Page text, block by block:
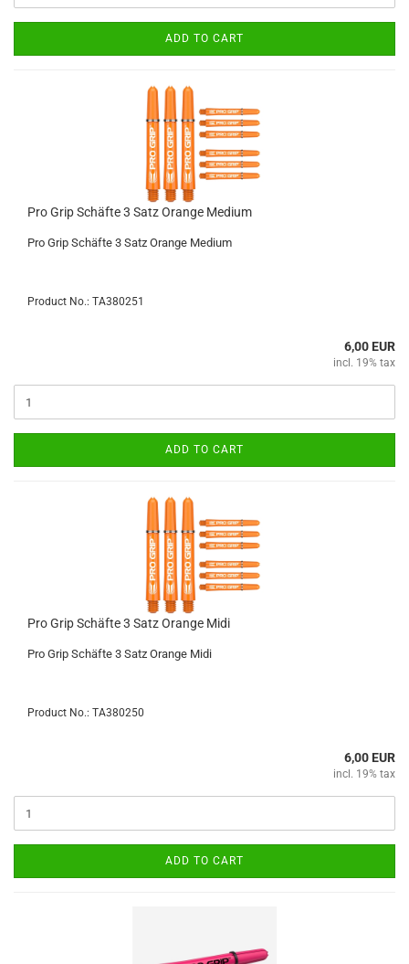
ADD TO CART
Pro Grip Schäfte 3 Satz Orange Medium
Pro Grip Schäfte 3 Satz Orange Medium
Product No.: TA380251
6,00 EUR
incl. 19% tax
ADD TO CART
Pro Grip Schäfte 3 Satz Orange Midi
Pro Grip Schäfte 3 Satz Orange Midi
Product No.: TA380250
6,00 EUR
incl. 19% tax
ADD TO CART